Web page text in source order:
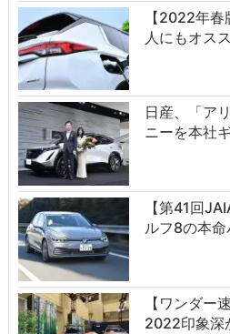
【2022年
人にもオス
日産、「ア
ニーを本社
【第41回
ルフ8の本
【ワンダー
2022印象深